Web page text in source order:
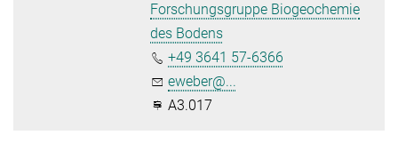
Forschungsgruppe Biogeochemie
des Bodens
+49 3641 57-6366
eweber@...
A3.017